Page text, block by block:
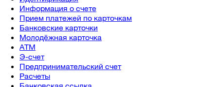
Информация о счете
Прием платежей по карточкам
Банковские карточки
Молодёжная карточка
ATM
Э-счет
Предпринимательский счет
Расчеты